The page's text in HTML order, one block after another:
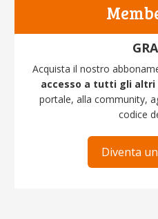
Acquista il nostro
accesso a tutti gli altri
portale, alla community,
codice
Diventa